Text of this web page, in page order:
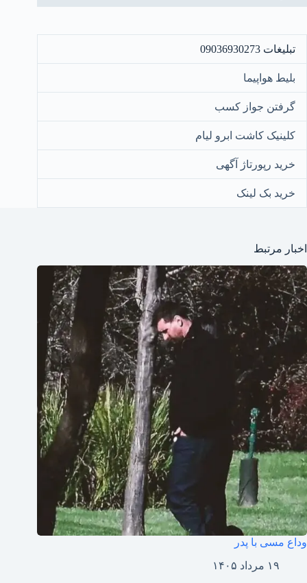
تبلیغات 09036930273
بلیط هواپیما
گرفتن جواز کسب
کلینیک کاشت ابرو لیام
خرید رپورتاژ آگهی
خرید بک لینک
اخبار مرتبط
وداع مسی با پدر
۱۹ مرداد ۱۴۰۵